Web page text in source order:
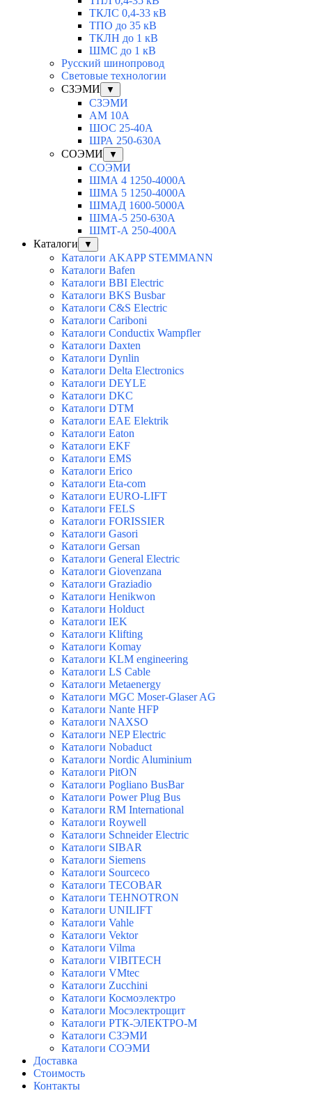
ТКЛC 0,4-33 кВ
ТПО до 35 кВ
ТКЛН до 1 кВ
ШМС до 1 кВ
Русский шинопровод
Световые технологии
СЗЭМИ
▼
СЗЭМИ
АМ 10А
ШОС 25-40А
ШРА 250-630А
СОЭМИ
▼
СОЭМИ
ШМА 4 1250-4000А
ШМА 5 1250-4000А
ШМАД 1600-5000А
ШМА-5 250-630А
ШМТ-А 250-400А
Каталоги
▼
Каталоги AKAPP STEMMANN
Каталоги Bafen
Каталоги BBI Electric
Каталоги BKS Busbar
Каталоги C&S Electric
Каталоги Cariboni
Каталоги Conductix Wampfler
Каталоги Daxten
Каталоги Dynlin
Каталоги Delta Electronics
Каталоги DEYLE
Каталоги DKC
Каталоги DTM
Каталоги EAE Elektrik
Каталоги Eaton
Каталоги EKF
Каталоги EMS
Каталоги Erico
Каталоги Eta-com
Каталоги EURO-LIFT
Каталоги FELS
Каталоги FORISSIER
Каталоги Gasori
Каталоги Gersan
Каталоги General Electric
Каталоги Giovenzana
Каталоги Graziadio
Каталоги Henikwon
Каталоги Holduct
Каталоги IEK
Каталоги Klifting
Каталоги Komay
Каталоги KLM engineering
Каталоги LS Cable
Каталоги Metaenergy
Каталоги MGC Moser-Glaser AG
Каталоги Nante HFP
Каталоги NAXSO
Каталоги NEP Electric
Каталоги Nobaduct
Каталоги Nordic Aluminium
Каталоги PitON
Каталоги Pogliano BusBar
Каталоги Power Plug Bus
Каталоги RM International
Каталоги Roywell
Каталоги Schneider Electric
Каталоги SIBAR
Каталоги Siemens
Каталоги Sourceco
Каталоги TECOBAR
Каталоги TEHNOTRON
Каталоги UNILIFT
Каталоги Vahle
Каталоги Vektor
Каталоги Vilma
Каталоги VIBITECH
Каталоги VMtec
Каталоги Zucchini
Каталоги Космоэлектро
Каталоги Мосэлектрощит
Каталоги РТК-ЭЛЕКТРО-М
Каталоги СЗЭМИ
Каталоги СОЭМИ
Доставка
Стоимость
Контакты